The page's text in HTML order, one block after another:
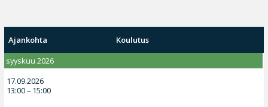
Ajankohta
Koulutus
syyskuu 2026
17.09.2026
13:00 – 15:00